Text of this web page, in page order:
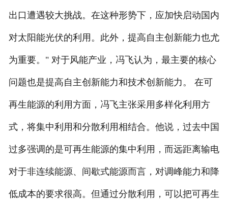
出口遭遇较大挑战。在这种形势下，应加快启动国内
对太阳能光伏的利用。此外，提高自主创新能力也尤
为重要。" 对于风能产业，冯飞认为，最主要的核心
问题也是提高自主创新能力和技术创新能力。 在可
再生能源的利用方面，冯飞主张采用多样化利用方
式，将集中利用和分散利用相结合。他说，过去中国
过多强调的是可再生能源的集中利用，而远距离输电
对于非连续能源、间歇式能源而言，对调峰能力和降
低成本的要求很高。但通过分散利用，可以把可再生